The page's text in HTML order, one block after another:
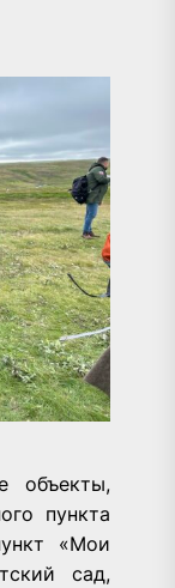
объекты,
пункта
«Мои
сад,